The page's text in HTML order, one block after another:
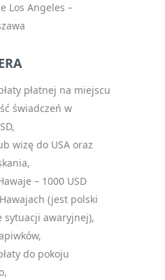
Los Angeles –
płatnej na miejscu
świadczeń w
wizę do USA oraz
– 1000 USD
(jest polski
sytuacji awaryjnej),
do pokoju